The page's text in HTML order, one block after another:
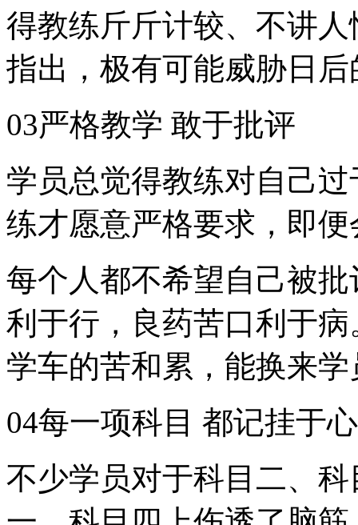
得教练斤斤计较、不讲
指出，极有可能威胁日
03严格教学 敢于批评
学员总觉得教练对自己
练才愿意严格要求，即
每个人都不希望自己被
利于行，良药苦口利于
学车的苦和累，能换来
04每一项科目 都记挂于心
不少学员对于科目二、